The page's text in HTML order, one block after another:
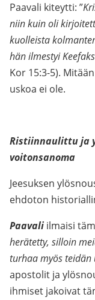
Paavali kiteytti: ”
niin kuin oli
kuolleista
hän ilmestyi
Kor 15:3-5).
uskoa ei ole.
Ristiinnaulittu ja
voitonsanoma
Jeesuksen
ehdoton
Paavali ilmaisi
herätetty, silloin
turhaa myös teidän
apostolit ja
ihmiset jakoivat